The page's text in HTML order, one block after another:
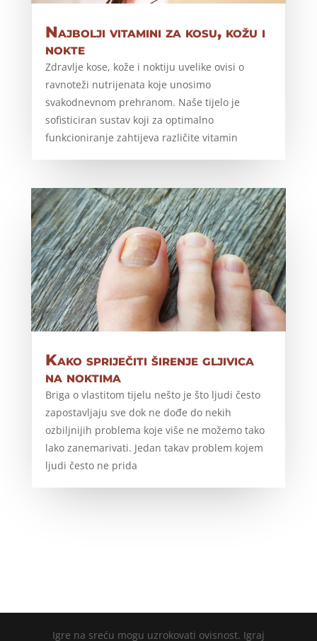
Najbolji vitamini za kosu, kožu i
nokte
Zdravlje kose, kože i noktiju uvelike ovisi o
ravnoteži nutrijenata koje unosimo
svakodnevnom prehranom. Naše tijelo je
sofisticiran sustav koji za optimalno
funkcioniranje zahtijeva različite vitamin
Kako spriječiti širenje gljivica
na noktima
Briga o vlastitom tijelu nešto je što ljudi često
zapostavljaju sve dok ne dođe do nekih
ozbiljnijih problema koje više ne možemo tako
lako zanemarivati. Jedan takav problem kojem
ljudi često ne prida
Igre na sreću mogu uzrokovati ovisnost. Igraj